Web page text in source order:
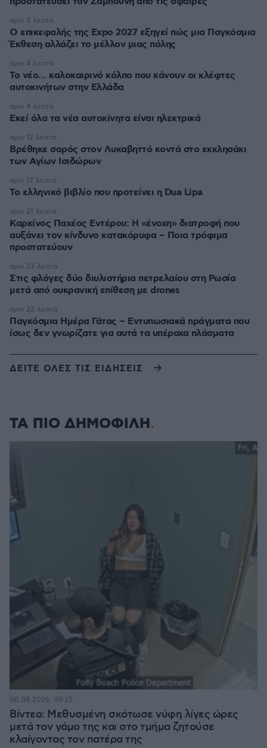
Ο επικεφαλής της Expo 2027 εξηγεί πώς μια Παγκόσμια
Έκθεση αλλάζει το μέλλον μιας πόλης
πριν 2 λεπτά
Το νέο... καλοκαιρινό κόλπο που κάνουν οι κλέφτες
αυτοκινήτων στην Ελλάδα
πριν 4 λεπτά
Εκεί όλα τα νέα αυτοκίνητα είναι ηλεκτρικά
πριν 4 λεπτά
Βρέθηκε σορός στον Λυκαβηττό κοντά στο εκκλησάκι
των Αγίων Ισιδώρων
πριν 12 λεπτά
Το ελληνικό βιβλίο που προτείνει η Dua Lipa
πριν 12 λεπτά
Καρκίνος Παχέος Εντέρου: Η «ένοχη» διατροφή που
αυξάνει τον κίνδυνο κατακόρυφα – Ποια τρόφιμα
προστατεύουν
πριν 21 λεπτά
Στις φλόγες δύο διυλιστήρια πετρελαίου στη Ρωσία
μετά από ουκρανική επίθεση με drones
πριν 22 λεπτά
Παγκόσμια Ημέρα Γάτας – Εντυπωσιακά πράγματα που
ίσως δεν γνωρίζατε για αυτά τα υπέροχα πλάσματα
πριν 22 λεπτά
ΔΕΙΤΕ ΟΛΕΣ ΤΙΣ ΕΙΔΗΣΕΙΣ
ΤΑ ΠΙΟ ΔΗΜΟΦΙΛΗ
Βίντεο: Μεθυσμένη σκότωσε νύφη λίγες ώρες
μετά τον γάμο της και στο τμήμα ζητούσε
κλαίγοντας τον πατέρα της
08.08.2026, 09:25